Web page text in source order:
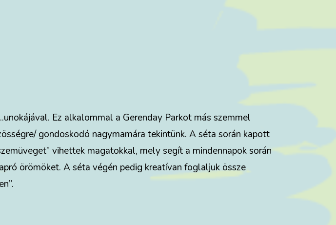
Ez alkalommal a Gerenday Parkot más szemmel
gondoskodó nagymamára tekintünk. A séta során kapott
vihettek magatokkal, mely segít a mindennapok során
örömöket. A séta végén pedig kreatívan foglaljuk össze